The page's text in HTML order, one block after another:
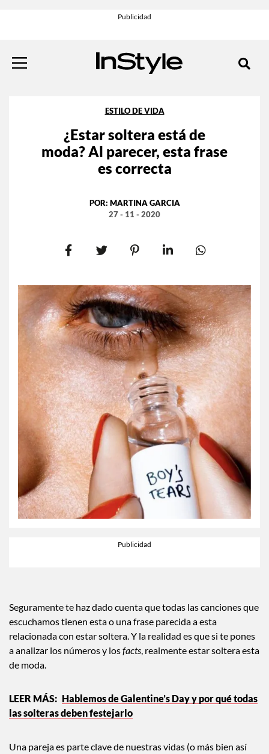
ESTILO DE VIDA
¿Estar soltera está de
moda? Al parecer, esta frase
es correcta
POR: MARTINA GARCIA
27 - 11 - 2020
Seguramente te haz dado cuenta que todas las canciones que
escuchamos tienen esta o una frase parecida a esta
relacionada con estar soltera. Y la realidad es que si te pones
a analizar los números y los
Hablemos de Galentine’s Day y por qué todas